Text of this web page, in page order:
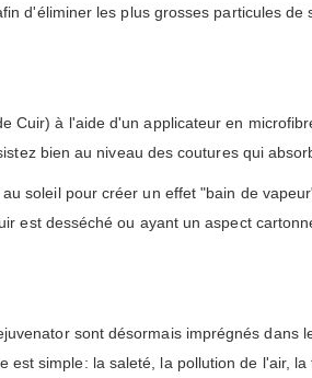
d'éliminer les plus grosses particules
Cuir) à l'aide d'un applicateur en
bien au niveau des coutures qui
soleil pour créer un effet "bain de
est desséché ou ayant un aspect
sont désormais imprégnés
simple: la saleté, la pollution de l'air,